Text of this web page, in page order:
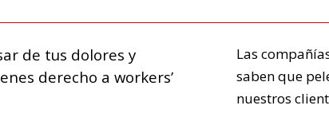
de tus dolores y
derecho a workers’
Las
saben que
nuestros